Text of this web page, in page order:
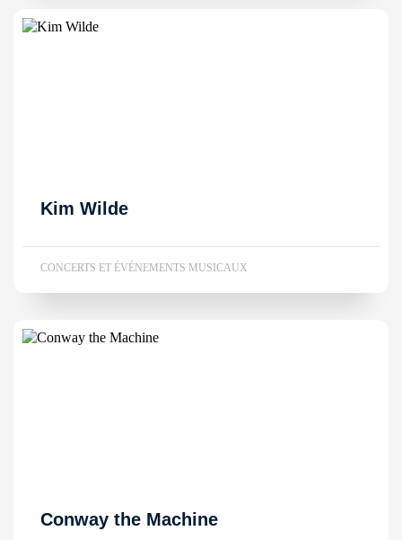
Kim Wilde
CONCERTS ET ÉVÉNEMENTS MUSICAUX
Conway the Machine